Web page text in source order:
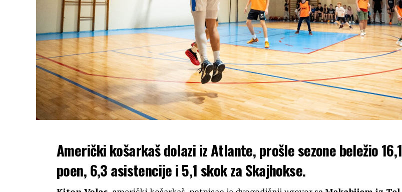
Američki košarkaš dolazi iz Atlante, prošle sezone beležio 16,1
poen, 6,3 asistencije i 5,1 skok za Skajhokse.